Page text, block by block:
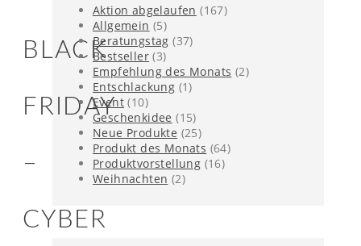
BLACK
FRIDAY
–
CYBER
Aktion abgelaufen (167)
Allgemein (5)
Beratungstag (37)
Bestseller (3)
Empfehlung des Monats (2)
Entschlackung (1)
Event (10)
Geschenkidee (15)
Neue Produkte (25)
Produkt des Monats (64)
Produktvorstellung (16)
Weihnachten (2)